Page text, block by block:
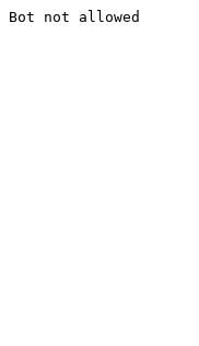
Bot not allowed